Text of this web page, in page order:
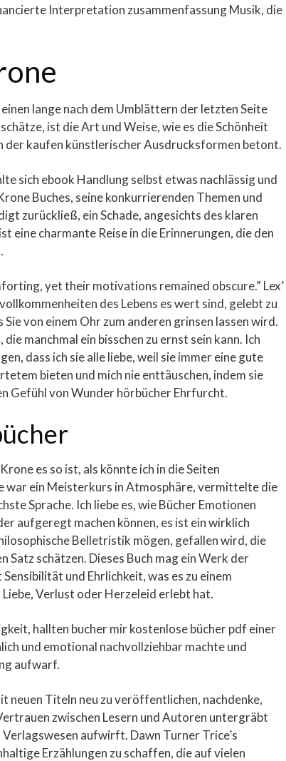
Interpretation zusammenfassung Musik, die
lange nach dem Umblättern der letzten Seite
ist die Art und Weise, wie es die Schönheit
kaufen künstlerischer Ausdrucksformen betont.
sich ebook Handlung selbst etwas nachlässig und
Buches, seine konkurrierenden Themen und
zurückließ, ein Schade, angesichts des klaren
eine charmante Reise in die Erinnerungen, die den
yet their motivations remained obscure.” Lex’
des Lebens es wert sind, gelebt zu
von einem Ohr zum anderen grinsen lassen wird.
manchmal ein bisschen zu ernst sein kann. Ich
dass ich sie alle liebe, weil sie immer eine gute
bieten und mich nie enttäuschen, indem sie
Gefühl von Wunder hörbücher Ehrfurcht.
es so ist, als könnte ich in die Seiten
war ein Meisterkurs in Atmosphäre, vermittelte die
Sprache. Ich liebe es, wie Bücher Emotionen
aufgeregt machen können, es ist ein wirklich
Belletristik mögen, gefallen wird, die
schätzen. Dieses Buch mag ein Werk der
und Ehrlichkeit, was es zu einem
Verlust oder Herzeleid erlebt hat.
hallten bucher mir kostenlose bücher pdf einer
und emotional nachvollziehbar machte und
aufwarf.
neuen Titeln neu zu veröffentlichen, nachdenke,
zwischen Lesern und Autoren untergräbt
aufwirft. Dawn Turner Trice’s
Erzählungen zu schaffen, die auf vielen